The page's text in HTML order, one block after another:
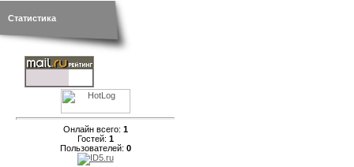
Статистика
Онлайн всего: 1
Гостей: 1
Пользователей: 0